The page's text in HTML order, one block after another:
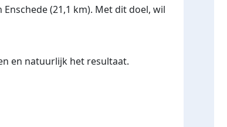
(21,1 km). Met dit doel, wil
en natuurlijk het resultaat.